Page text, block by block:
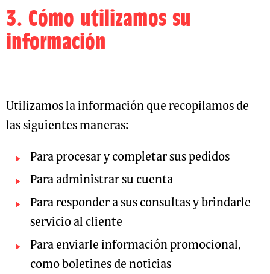
3. Cómo utilizamos su
información
Utilizamos la información que recopilamos de
las siguientes maneras:
Para procesar y completar sus pedidos
Para administrar su cuenta
Para responder a sus consultas y brindarle
servicio al cliente
Para enviarle información promocional,
como boletines de noticias